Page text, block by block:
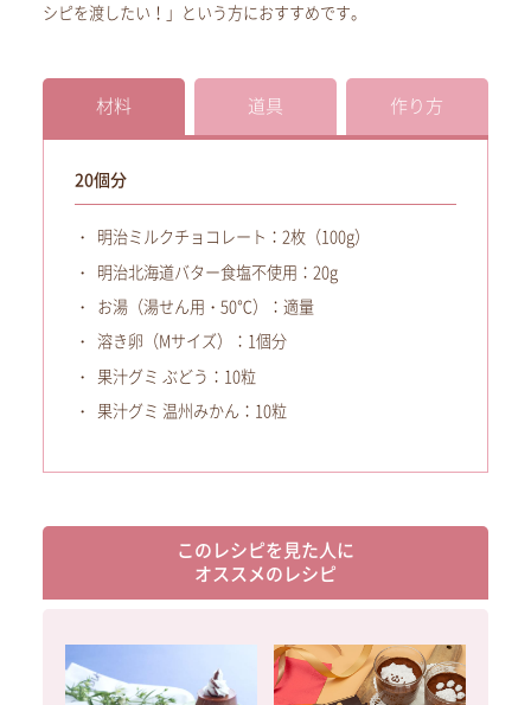
シピを渡したい！」という方におすすめです。
材料 道具 作り方
20個分
明治ミルクチョコレート：2枚（100g）
明治北海道バター食塩不使用：20g
お湯（湯せん用・50℃）：適量
溶き卵（Mサイズ）：1個分
果汁グミ ぶどう：10粒
果汁グミ 温州みかん：10粒
このレシピを見た人に
オススメのレシピ